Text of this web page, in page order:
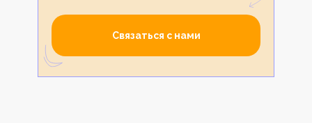
Связаться с нами